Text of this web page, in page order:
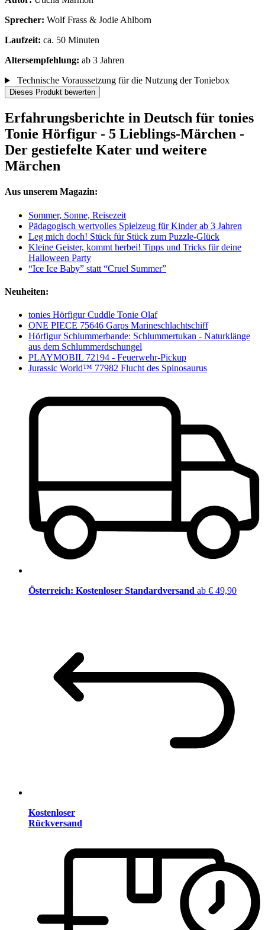
Sprecher: Wolf Frass & Jodie Ahlborn
Laufzeit: ca. 50 Minuten
Altersempfehlung: ab 3 Jahren
Technische Voraussetzung für die Nutzung der Toniebox
Dieses Produkt bewerten
Erfahrungsberichte in Deutsch für tonies
Tonie Hörfigur - 5 Lieblings-Märchen -
Der gestiefelte Kater und weitere
Märchen
Aus unserem Magazin:
Sommer, Sonne, Reisezeit
Pädagogisch wertvolles Spielzeug für Kinder ab 3 Jahren
Leg mich doch! Stück für Stück zum Puzzle-Glück
Kleine Geister, kommt herbei! Tipps und Tricks für deine
Halloween Party
“Ice Ice Baby” statt “Cruel Summer”
Neuheiten:
tonies Hörfigur Cuddle Tonie Olaf
ONE PIECE 75646 Garps Marineschlachtschiff
Hörfigur Schlummerbande: Schlummertukan - Naturklänge
aus dem Schlummerdschungel
PLAYMOBIL 72194 - Feuerwehr-Pickup
Jurassic World™ 77982 Flucht des Spinosaurus
Österreich: Kostenloser Standardversand ab € 49,90
Kostenloser
Rückversand